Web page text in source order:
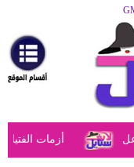
مرأة
أزياء
أزياء
إسلامية
أزمات الفتيات